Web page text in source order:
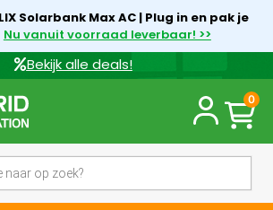
Solarbank Max AC | Plug in en pak je
Nu vanuit voorraad leverbaar! >>
Bekijk alle deals!
0